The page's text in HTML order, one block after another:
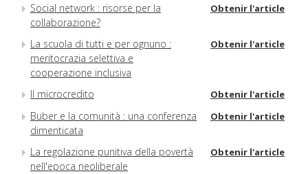
Social network : risorse per la
collaborazione?
Obtenir l'article
La scuola di tutti e per ognuno :
meritocrazia selettiva e
cooperazione inclusiva
Obtenir l'article
Il microcredito Obtenir l'article
Buber e la comunità : una conferenza
dimenticata
Obtenir l'article
La regolazione punitiva della povertà
nell'epoca neoliberale
Obtenir l'article